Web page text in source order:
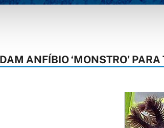
ANFÍBIO ‘MONSTRO’